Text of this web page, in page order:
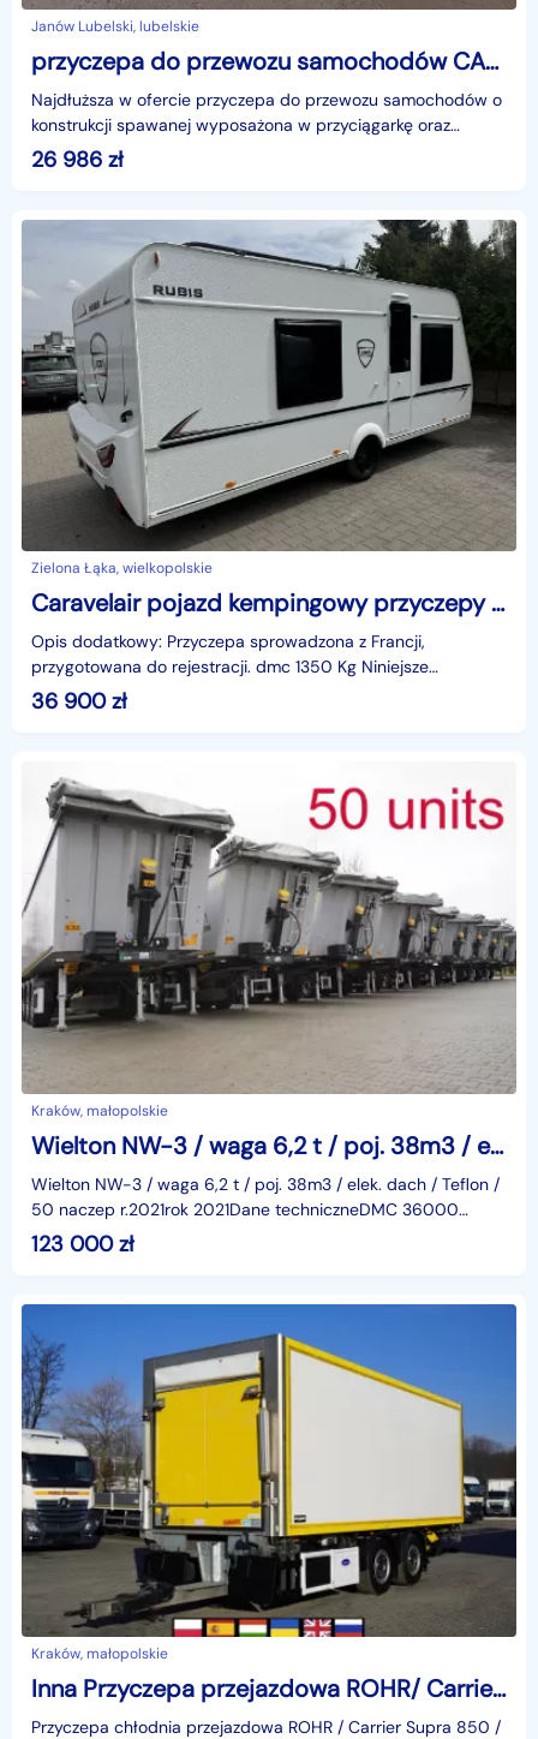
Janów Lubelski, lubelskie
przyczepa do przewozu samochodów CAR DECK PLUS 6021/3 S 2800 DMC TEMARED Car Deck Plus 6021/3 S 2800dmc CAR DECK PLUS 6021/3 S 2800 DMC
Najdłuższa w ofercie przyczepa do przewozu samochodów o
konstrukcji spawanej wyposażona w przyciągarkę oraz
najazdy (2500mm).identyfikator: AKL64BD5Po więcej in
26 986 zł
Zielona Łąka, wielkopolskie
Caravelair pojazd kempingowy przyczepy kempingowe rubis 500 Caravelair rubis 500 pojazd kempingowy przyczepy kempingowe Caravelair rubis 500
Opis dodatkowy: Przyczepa sprowadzona z Francji,
przygotowana do rejestracji. dmc 1350 Kg Niniejsze
ogłoszenie jest wyłącznie informacją handlową i nie stanowi
36 900zł
Kraków, małopolskie
Wielton NW-3 / waga 6,2 t / poj. 38m3 / elek. dach/ Teflon / 50 szt/ 2021_246011
Wielton NW-3 / waga 6,2 t / poj. 38m3 / elek. dach / Teflon /
50 naczep r.2021rok 2021Dane techniczneDMC 36000
kgMasa 6200 kgładowność 29800 kgPojemność 38m3mul
123 000zł
Kraków, małopolskie
Inna Przyczepa przejazdowa ROHR/ Carrier Supra 850/ Winda Bär 2,5t/ 5 szt_244800
Przyczepa chłodnia przejazdowa ROHR / Carrier Supra 850 /